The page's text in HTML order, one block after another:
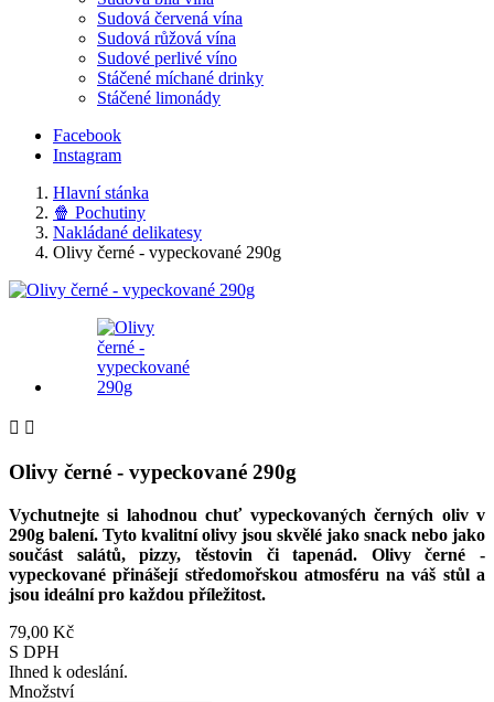
Sudová červená vína
Sudová růžová vína
Sudové perlivé víno
Stáčené míchané drinky
Stáčené limonády
Facebook
Instagram
Hlavní stánka
🍿 Pochutiny
Nakládané delikatesy
Olivy černé - vypeckované 290g
 
Olivy černé - vypeckované 290g
Vychutnejte si lahodnou chuť vypeckovaných černých oliv v
290g balení. Tyto kvalitní olivy jsou skvělé jako snack nebo jako
součást salátů, pizzy, těstovin či tapenád. Olivy černé -
vypeckované přinášejí středomořskou atmosféru na váš stůl a
jsou ideální pro každou příležitost.
79,00 Kč
S DPH
Ihned k odeslání.
Množství